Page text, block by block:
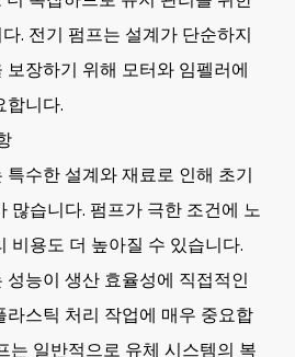
. 전기 펌프는 설계가 단순하지
보장하기 위해 모터와 임펠러에
합니다.
특수한 설계와 재료로 인해 초기
많습니다. 펌프가 극한 조건에 노
비용도 더 높아질 수 있습니다.
성능이 생산 효율성에 직접적인
라스틱 처리 작업에 매우 중요합
는 일반적으로 유체 시스템의 복